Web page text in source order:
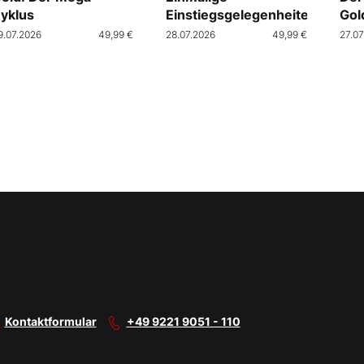
49,99 €
Einstiegsgelegenheiten
28.07.2026 49,99 €
Kontaktformular +49 9221 9051 - 110